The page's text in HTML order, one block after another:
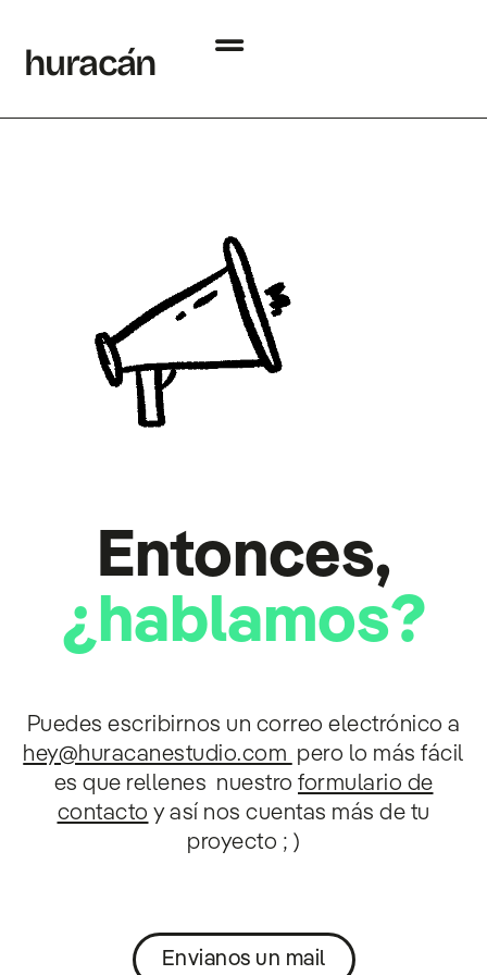
huracan
´
Entonces,
¿hablamos?
Puedes escribirnos un correo electrónico a
hey@huracanestudio.com pero lo más fácil
es que rellenes nuestro formulario de
contacto y así nos cuentas más de tu
proyecto ; )
Envianos un mail